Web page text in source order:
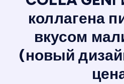
коллагена
вкусом
(новый